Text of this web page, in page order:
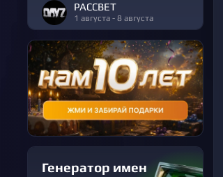
РАССВЕТ
1 августа - 8 августа
Генератор имен